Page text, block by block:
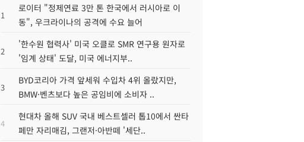
1
로이터 "정제연료 3만 톤 한국에서 러시아로 이
동", 우크라이나의 공격에 수요 늘어
2
'한수원 협력사' 미국 오클로 SMR 연구용 원자로
'임계 상태' 도달, 미국 에너지부..
3
BYD코리아 가격 앞세워 수입차 4위 올랐지만,
BMW·벤츠보다 높은 공임비에 소비자 ..
4
현대차 올해 SUV 국내 베스트셀러 톱10에서 싼타
페만 자리매김, 그랜저·아반떼 '세단..